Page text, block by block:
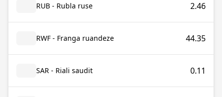
RUB - Rubla ruse 2.46
RWF - Franga ruandeze 44.35
SAR - Riali saudit 0.11